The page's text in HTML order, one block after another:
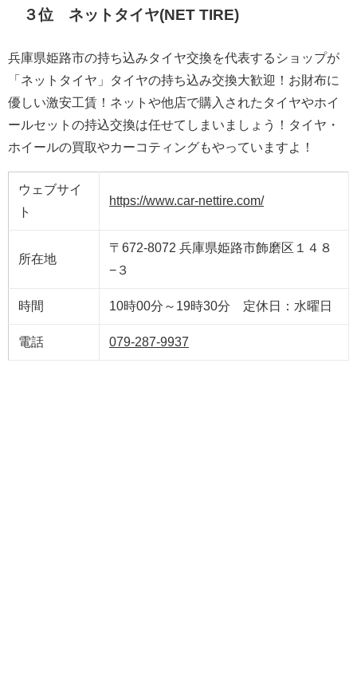
３位 ネットタイヤ(NET TIRE)
兵庫県姫路市の持ち込みタイヤ交換を代表するショップが
「ネットタイヤ」タイヤの持ち込み交換大歓迎！お財布に
優しい激安工賃！ネットや他店で購入されたタイヤやホイ
ールセットの持込交換は任せてしまいましょう！タイヤ・
ホイールの買取やカーコティングもやっていますよ！
ウェブサイ
ト
https://www.car-nettire.com/
所在地
〒672-8072 兵庫県姫路市飾磨区１４８
−３
時間 10時00分～19時30分 定休日：水曜日
電話 079-287-9937